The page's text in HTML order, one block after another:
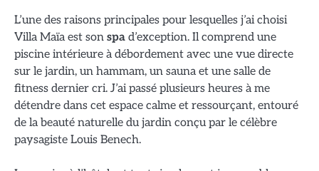
L’une des raisons principales pour lesquelles j’ai choisi
Villa Maïa est son spa d’exception. Il comprend une
piscine intérieure à débordement avec une vue directe
sur le jardin, un hammam, un sauna et une salle de
fitness dernier cri. J’ai passé plusieurs heures à me
détendre dans cet espace calme et ressourçant, entouré
de la beauté naturelle du jardin conçu par le célèbre
paysagiste Louis Benech.